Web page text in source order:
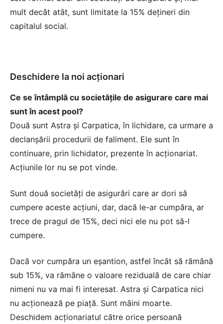
mult decât atât, sunt limitate la 15% deţineri din
capitalul social.
Deschidere la noi acţionari
Ce se întâmplă cu societăţile de asigurare care mai
sunt în acest pool?
Două sunt Astra şi Carpatica, în lichidare, ca urmare a
declanşării procedurii de faliment. Ele sunt în
continuare, prin lichidator, prezente în acţionariat.
Acţiunile lor nu se pot vinde.
Sunt două societăţi de asigurări care ar dori să
cumpere aceste acţiuni, dar, dacă le-ar cumpăra, ar
trece de pragul de 15%, deci nici ele nu pot să-l
cumpere.
Dacă vor cumpăra un eşantion, astfel încât să rămână
sub 15%, va rămâne o valoare reziduală de care chiar
nimeni nu va mai fi interesat. Astra şi Carpatica nici
nu acţionează pe piaţă. Sunt mâini moarte.
Deschidem acţionariatul către orice persoană